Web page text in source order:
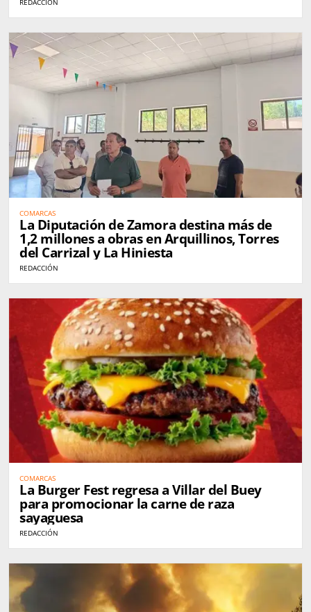
REDACCIÓN
COMARCAS
La Diputación de Zamora destina más de
1,2 millones a obras en Arquillinos, Torres
del Carrizal y La Hiniesta
REDACCIÓN
COMARCAS
La Burger Fest regresa a Villar del Buey
para promocionar la carne de raza
sayaguesa
REDACCIÓN